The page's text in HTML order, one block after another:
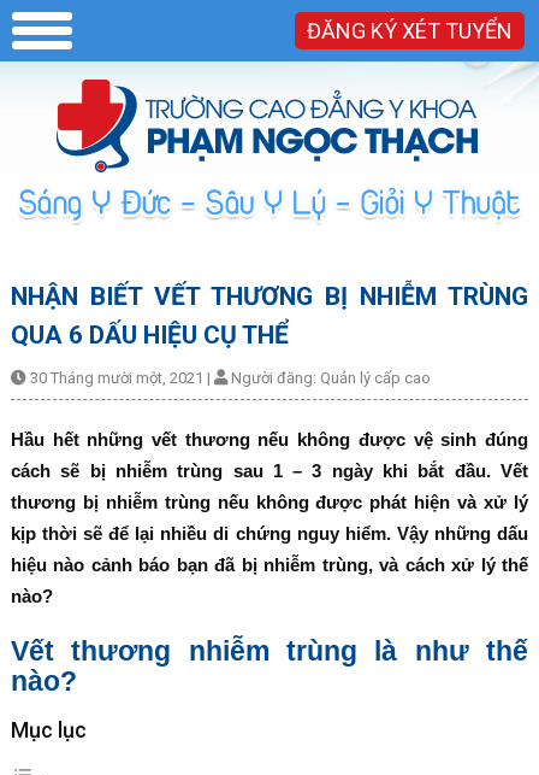
ĐĂNG KÝ XÉT TUYỂN
NHẬN BIẾT VẾT THƯƠNG BỊ NHIỄM TRÙNG
QUA 6 DẤU HIỆU CỤ THỂ
30 Tháng mười một, 2021 | Người đăng: Quản lý cấp cao
Hầu hết những vết thương nếu không được vệ sinh đúng
cách sẽ bị nhiễm trùng sau 1 – 3 ngày khi bắt đầu. Vết
thương bị nhiễm trùng nếu không được phát hiện và xử lý
kịp thời sẽ để lại nhiều di chứng nguy hiểm. Vậy những dấu
hiệu nào cảnh báo bạn đã bị nhiễm trùng, và cách xử lý thế
nào?
Vết thương nhiễm trùng là như thế
nào?
Mục lục